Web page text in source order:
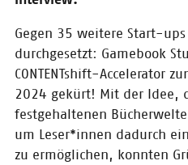
Gegen 35 weitere Start-
durchgesetzt: Gamebook
CONTENTshift-Accelerator
2024 gekürt! Mit der Idee,
festgehaltenen
um Leser*innen dadurch
zu ermöglichen, konnten
Am
der
des